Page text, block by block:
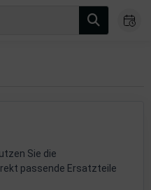
Sie die
passende Ersatzteile